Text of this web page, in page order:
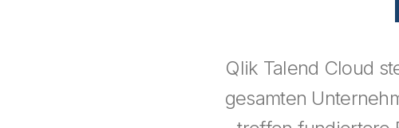
Qlik Talend Cloud
gesamten